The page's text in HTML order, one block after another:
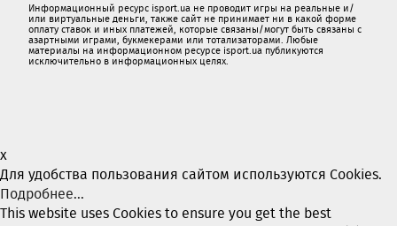
Информационный ресурс isport.ua не проводит игры на реальные и/
или виртуальные деньги, также сайт не принимает ни в какой форме
oплaту ставок и иных платежей, которые связаны/могут быть связаны c
азартными игрaми, букмекерами или тотализаторами. Любые
материалы на информационном ресурсе isport.ua публикуютcя
исключительно в информационных целях.
x
Для удобства пользования сайтом используются Cookies.
Подробнее...
This website uses Cookies to ensure you get the best